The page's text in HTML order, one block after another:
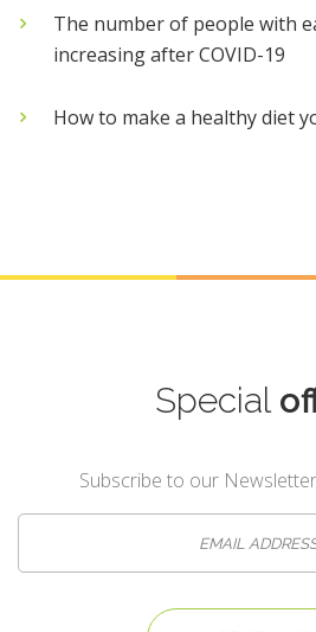
The number of people with
increasing after COVID-19
How to make a healthy diet
Special
Subscribe to our